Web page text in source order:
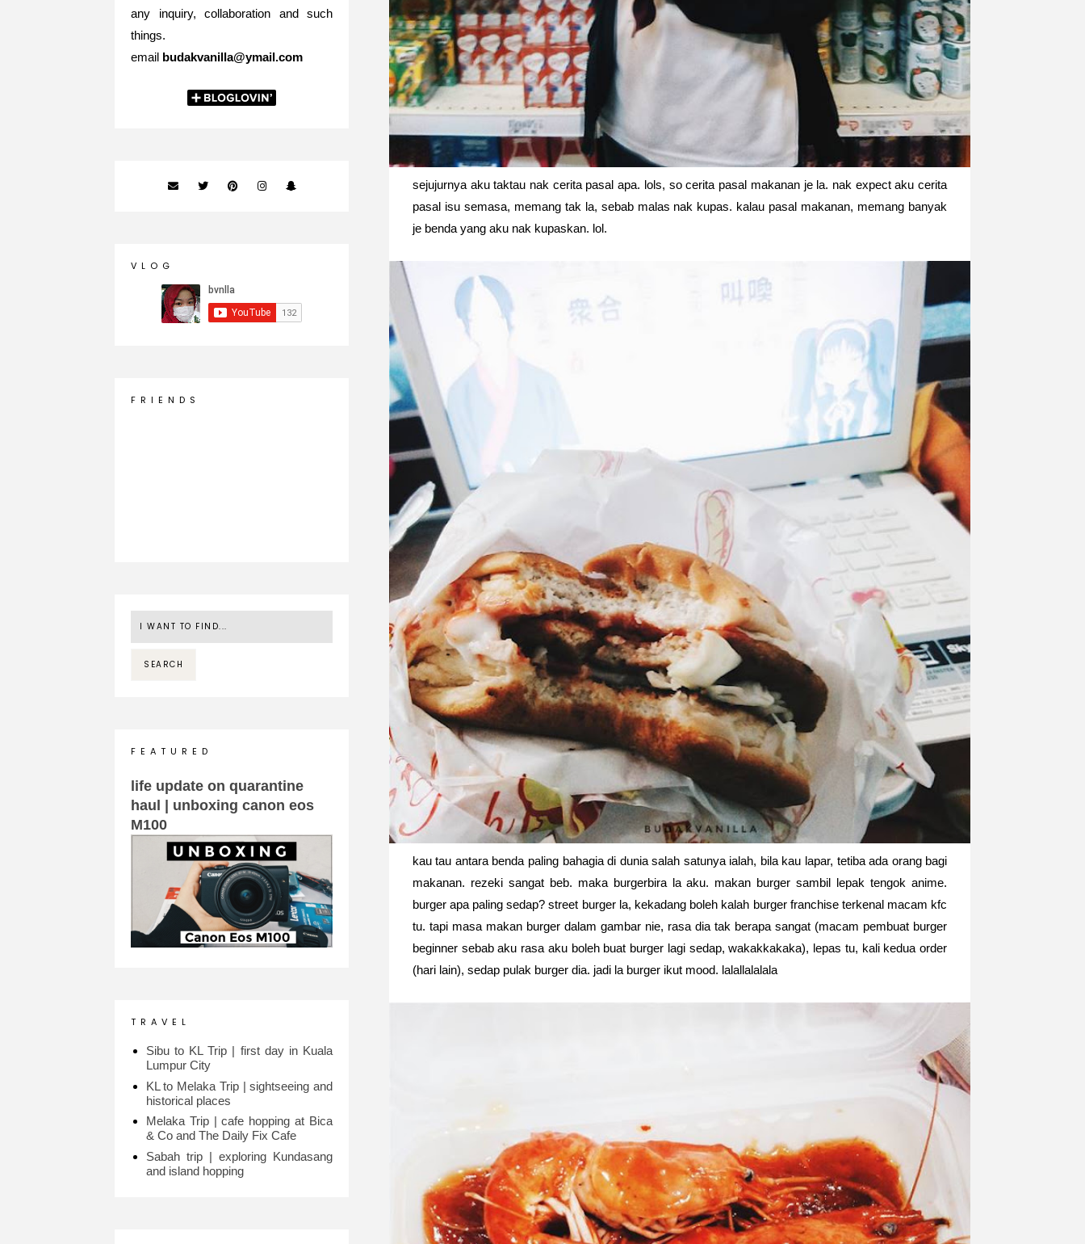
sejujurnya aku taktau nak cerita pasal apa. lols, so cerita pasal makanan je la. nak expect aku cerita
pasal isu semasa, memang tak la, sebab malas nak kupas. kalau pasal makanan, memang banyak
je benda yang aku nak kupaskan. lol.
kau tau antara benda paling bahagia di dunia salah satunya ialah, bila kau lapar, tetiba ada orang bagi
makanan. rezeki sangat beb. maka burgerbira la aku. makan burger sambil lepak tengok anime.
burger apa paling sedap? street burger la, kekadang boleh kalah burger franchise terkenal macam kfc
tu. tapi masa makan burger dalam gambar nie, rasa dia tak berapa sangat (macam pembuat burger
beginner sebab aku rasa aku boleh buat burger lagi sedap, wakakkakaka), lepas tu, kali kedua order
(hari lain), sedap pulak burger dia. jadi la burger ikut mood. lalallalalala
any inquiry, collaboration and such
things.
email budakvanilla@ymail.com
V L O G
F R I E N D S
F E A T U R E D
life update on quarantine
haul | unboxing canon eos
M100
T R A V E L
Sibu to KL Trip | first day in Kuala
Lumpur City
KL to Melaka Trip | sightseeing and
historical places
Melaka Trip | cafe hopping at Bica
& Co and The Daily Fix Cafe
Sabah trip | exploring Kundasang
and island hopping